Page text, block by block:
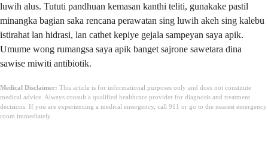
luwih alus. Tututi pandhuan kemasan kanthi teliti, gunakake pastil
minangka bagian saka rencana perawatan sing luwih akeh sing kalebu
istirahat lan hidrasi, lan cathet kepiye gejala sampeyan saya apik.
Umume wong rumangsa saya apik banget sajrone sawetara dina
sawise miwiti antibiotik.
Medical Disclaimer: This article is for informational purposes only and does not constitute
medical advice. Always consult a qualified healthcare provider for diagnosis and treatment
decisions. If you are experiencing a medical emergency, call 911 or go to the nearest emergency
room immediately.